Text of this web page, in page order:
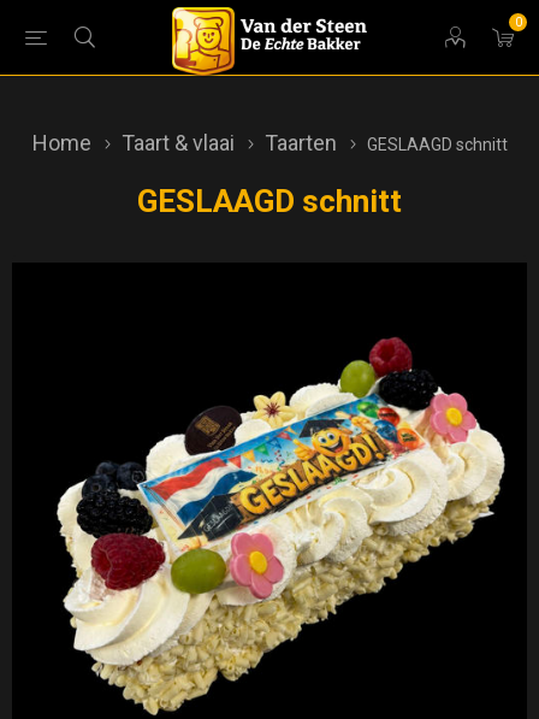
0
Home Taart & vlaai Taarten GESLAAGD schnitt
GESLAAGD schnitt